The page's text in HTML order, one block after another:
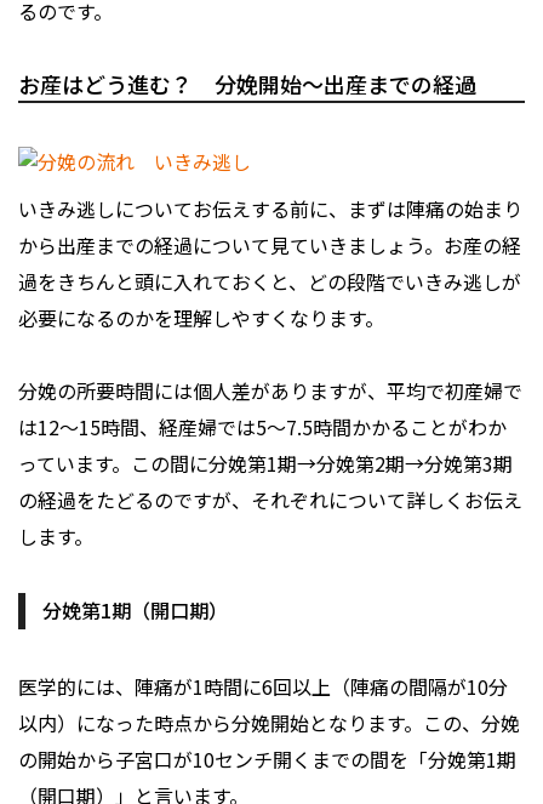
るのです。
お産はどう進む？ 分娩開始～出産までの経過
いきみ逃しについてお伝えする前に、まずは陣痛の始まり
から出産までの経過について見ていきましょう。お産の経
過をきちんと頭に入れておくと、どの段階でいきみ逃しが
必要になるのかを理解しやすくなります。
分娩の所要時間には個人差がありますが、平均で初産婦で
は12～15時間、経産婦では5～7.5時間かかることがわか
っています。この間に分娩第1期→分娩第2期→分娩第3期
の経過をたどるのですが、それぞれについて詳しくお伝え
します。
分娩第1期（開口期）
医学的には、陣痛が1時間に6回以上（陣痛の間隔が10分
以内）になった時点から分娩開始となります。この、分娩
の開始から子宮口が10センチ開くまでの間を「分娩第1期
（開口期）」と言います。